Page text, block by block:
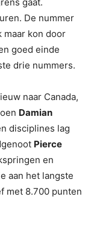
De nummer
maar kon door
goed einde
drie nummers.
naar Canada,
Damian
disciplines lag
Pierce
en
aan het langste
met 8.700 punten